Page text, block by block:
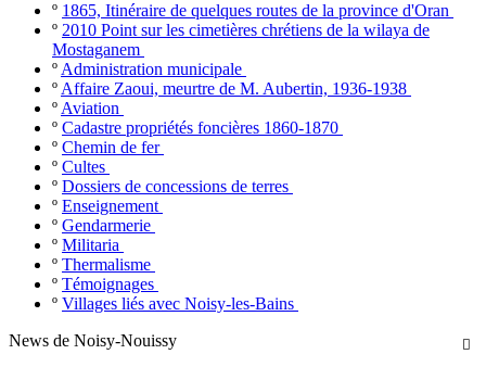
º 1865, Itinéraire de quelques routes de la province d'Oran
º 2010 Point sur les cimetières chrétiens de la wilaya de
Mostaganem
º Administration municipale
º Affaire Zaoui, meurtre de M. Aubertin, 1936-1938
º Aviation
º Cadastre propriétés foncières 1860-1870
º Chemin de fer
º Cultes
º Dossiers de concessions de terres
º Enseignement
º Gendarmerie
º Militaria
º Thermalisme
º Témoignages
º Villages liés avec Noisy-les-Bains

News de Noisy-Nouissy